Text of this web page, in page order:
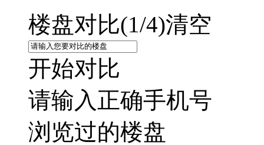
楼盘对比(1/4)清空
开始对比
请输入正确手机号
浏览过的楼盘